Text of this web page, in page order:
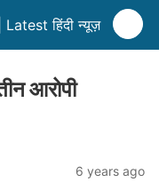
हिंदी न्यूज़
आरोपी
6 years ago